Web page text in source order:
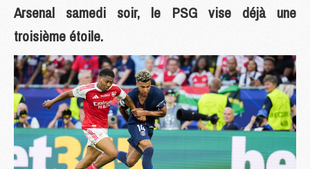
Arsenal samedi soir, le PSG vise déjà une
troisième étoile.